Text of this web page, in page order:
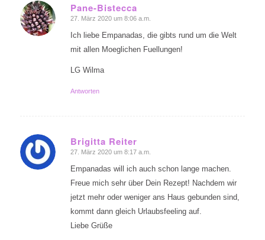
Pane-Bistecca
sagte:
27. März 2020 um 8:06 a.m.
Ich liebe Empanadas, die gibts rund um die Welt
mit allen Moeglichen Fuellungen!
LG Wilma
Antworten
Brigitta Reiter
sagte:
27. März 2020 um 8:17 a.m.
Empanadas will ich auch schon lange machen.
Freue mich sehr über Dein Rezept! Nachdem wir
jetzt mehr oder weniger ans Haus gebunden sind,
kommt dann gleich Urlaubsfeeling auf.
Liebe Grüße